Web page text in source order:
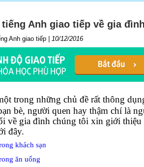
Anh giao tiếp về gia
Anh giao tiếp 10/12/2016
trong những chủ đề rất thông
bè, người quen hay thậm chí là
về gia đình chúng tôi xin giới thiệu
đây.
khách sạn
ăn uống